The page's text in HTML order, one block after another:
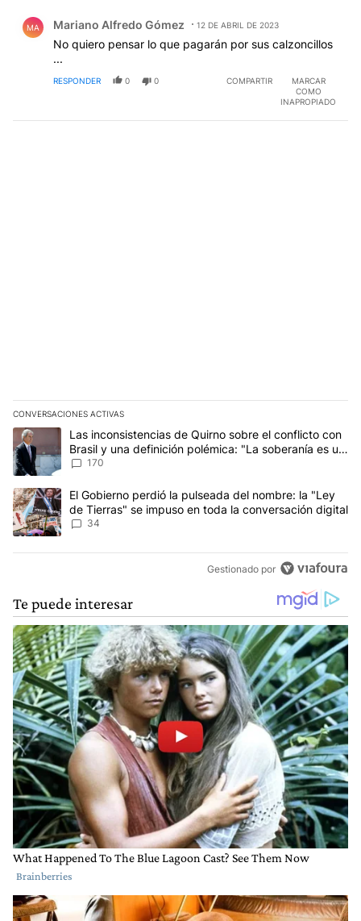
MA Mariano Alfredo Gómez 12 DE ABRIL DE 2023
No quiero pensar lo que pagarán por sus calzoncillos
...
RESPONDER 0 0 COMPARTIR
MARCAR
COMO
INAPROPIADO
CONVERSACIONES ACTIVAS
Este listado muestra los artículos con más comentarios en los
Un artículo de tendencia con el título "Las inconsistencias de
Las inconsistencias de Quirno sobre el conflicto con
Brasil y una definición polémica: "La soberanía es un
concepto antiguo"
170
Un artículo de tendencia con el título "El Gobierno perdió la
El Gobierno perdió la pulseada del nombre: la "Ley
de Tierras" se impuso en toda la conversación digital
34
Gestionado por